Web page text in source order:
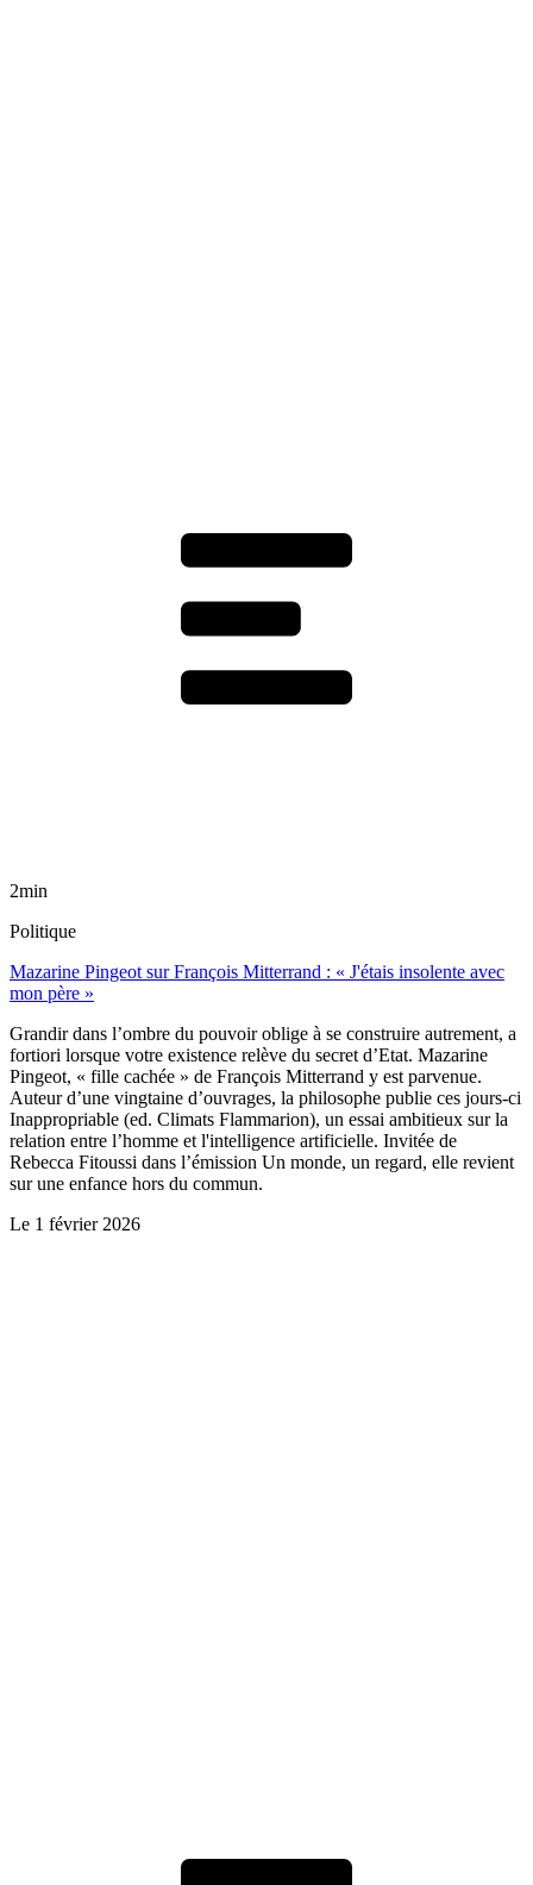
2min
Politique
Mazarine Pingeot sur François Mitterrand : « J'étais insolente avec
mon père »
Grandir dans l’ombre du pouvoir oblige à se construire autrement, a
fortiori lorsque votre existence relève du secret d’Etat. Mazarine
Pingeot, « fille cachée » de François Mitterrand y est parvenue.
Auteur d’une vingtaine d’ouvrages, la philosophe publie ces jours-ci
Inappropriable (ed. Climats Flammarion), un essai ambitieux sur la
relation entre l’homme et l'intelligence artificielle. Invitée de
Rebecca Fitoussi dans l’émission Un monde, un regard, elle revient
sur une enfance hors du commun.
Le 1 février 2026